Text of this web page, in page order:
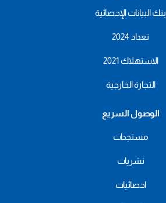
بنك البيانات الإحصائية
تعداد 2024
الاستهلاك 2021
التجارة الخارجية
الوصول السريع
مستجدات
نشريات
احصائيات